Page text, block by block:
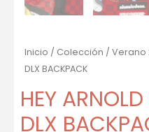
Inicio / Colección / Verano
DLX BACKPACK
HEY
DLX